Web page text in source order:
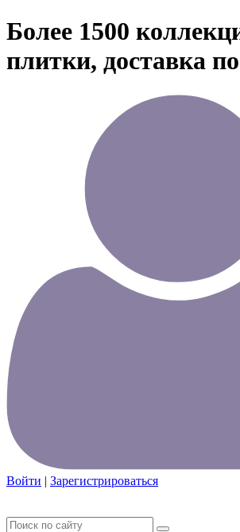
Более 1500
плитки, доставка
Войти | Зарегистрироваться